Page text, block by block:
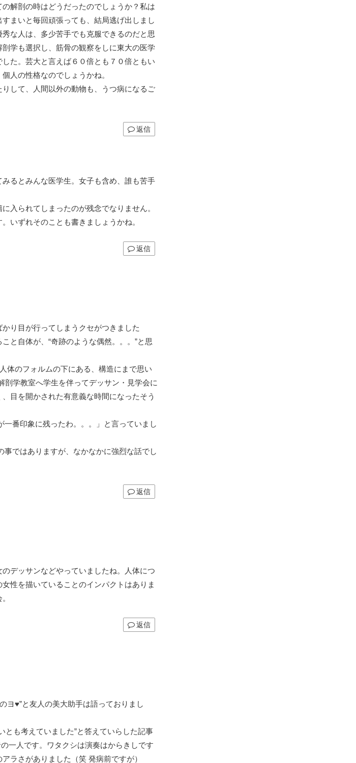
解剖の時はどうだったのでしょうか？私は
まいと毎回頑張っても、結局逃げ出しまし
な人は、多少苦手でも克服できるのだと思
学も選択し、筋骨の観察をしに東大の医学
た。芸大と言えば６０倍とも７０倍ともい
人の性格なのでしょうかね。
して、人間以外の動物も、うつ病になるご
返信
るとみんな医学生。女子も含め、誰も苦手
入られてしまったのが残念でなりません。
いずれそのことも書きましょうかね。
返信
り目が行ってしまうクセがつきました
と自体が、“奇跡のような偶然。。。”と思
体のフォルムの下にある、構造にまで思い
剖学教室へ学生を伴ってデッサン・見学会に
目を開かされた有意義な時間になったそう
番印象に残ったわ。。。」と言っていまし
ではありますが、なかなかに強烈な話でし
返信
デッサンなどやっていましたね。人体につ
性を描いていることのインパクトはありま
返信
♥”と友人の美大助手は語っておりまし
も考えていました”と答えていらした記事
一人です。ワタクシは演奏はからきしです
ラさがありました（笑 発病前ですが）